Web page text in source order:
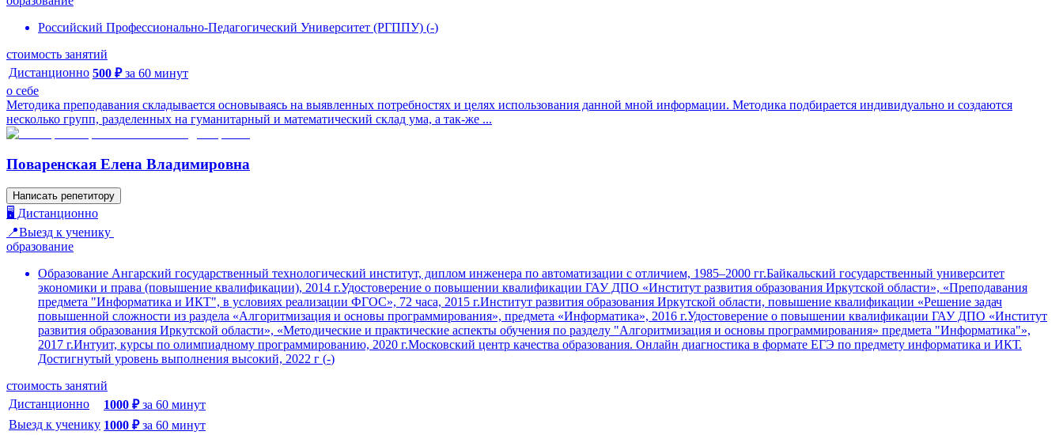
Российский Профессионально-Педагогический Университет (РГППУ) (-)
стоимость занятий
Дистанционно 500 ₽ за 60 минут
о себе
Методика преподавания складывается основываясь на выявленных потребностях и целях использования данной мной информации. Методика подбирается индивидуально и создаются
несколько групп, разделенных на гуманитарный и математический склад ума, а так-же ...
Поваренская Елена Владимировна
Написать репетитору
🖥️ Дистанционно
📍Выезд к ученику
образование
Образование Ангарский государственный технологический институт, диплом инженера по автоматизации с отличием, 1985–2000 гг.Байкальский государственный университет
экономики и права (повышение квалификации), 2014 г.Удостоверение о повышении квалификации ГАУ ДПО «Институт развития образования Иркутской области», «Преподавания
предмета "Информатика и ИКТ", в условиях реализации ФГОС», 72 часа, 2015 г.Институт развития образования Иркутской области, повышение квалификации «Решение задач
повышенной сложности из раздела «Алгоритмизация и основы программирования», предмета «Информатика», 2016 г.Удостоверение о повышении квалификации ГАУ ДПО «Институт
развития образования Иркутской области», «Методические и практические аспекты обучения по разделу "Алгоритмизация и основы программирования» предмета "Информатика"»,
2017 г.Интуит, курсы по олимпиадному программированию, 2020 г.Московский центр качества образования. Онлайн диагностика в формате ЕГЭ по предмету информатика и ИКТ.
Достигнутый уровень выполнения высокий, 2022 г (-)
стоимость занятий
Дистанционно
1000 ₽ за 60 минут
Выезд к ученику 1000 ₽ за 60 минут